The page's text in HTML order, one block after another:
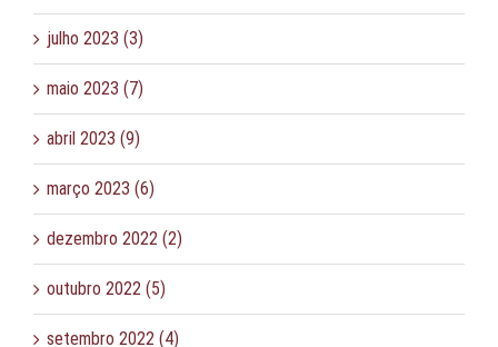
julho 2023 (3)
maio 2023 (7)
abril 2023 (9)
março 2023 (6)
dezembro 2022 (2)
outubro 2022 (5)
setembro 2022 (4)